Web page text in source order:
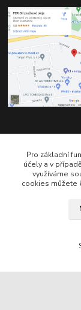
Telefon pro
Telefon do našeho
Pro základní
účely a v
využíváme
cookies můžete